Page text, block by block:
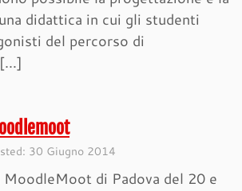
didattica in cui gli studenti
del percorso di
30 Giugno 2014
MoodleMoot di Padova del 20 e